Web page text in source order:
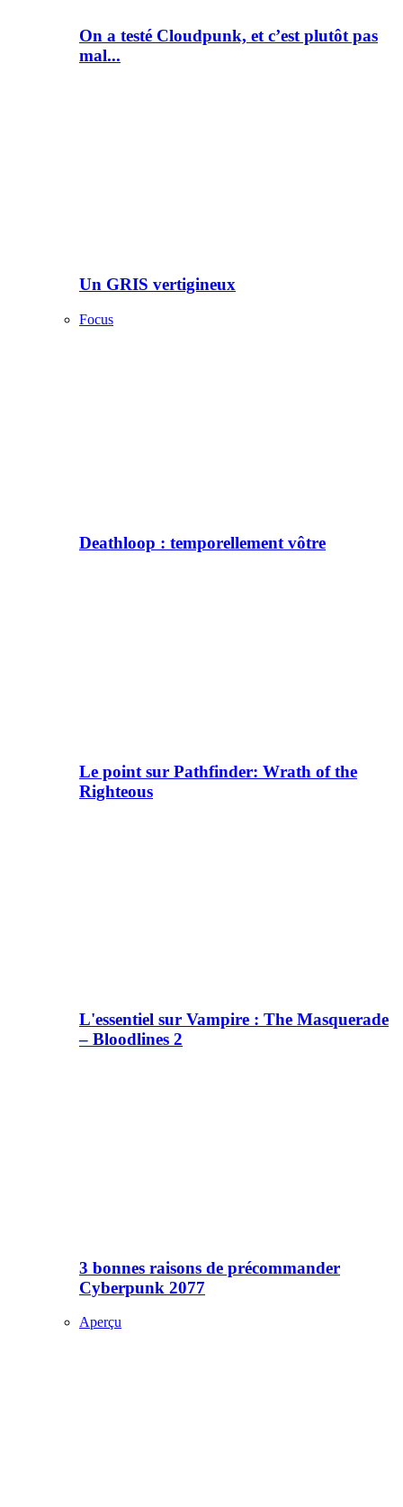
On a testé Cloudpunk, et c’est plutôt pas
mal...
Un GRIS vertigineux
Focus
Deathloop : temporellement vôtre
Le point sur Pathfinder: Wrath of the
Righteous
L'essentiel sur Vampire : The Masquerade
– Bloodlines 2
3 bonnes raisons de précommander
Cyberpunk 2077
Aperçu